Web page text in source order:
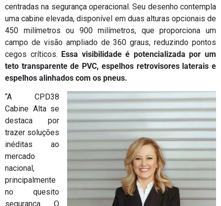
centradas na segurança operacional. Seu desenho contempla
uma cabine elevada, disponível em duas alturas opcionais de
450 milímetros ou 900 milímetros, que proporciona um
campo de visão ampliado de 360 graus, reduzindo pontos
cegos críticos. Essa visibilidade é potencializada por um
teto transparente de PVC, espelhos retrovisores laterais e
espelhos alinhados com os pneus.
“A CPD38
Cabine Alta se
destaca por
trazer soluções
inéditas ao
mercado
nacional,
principalmente
no quesito
segurança. O